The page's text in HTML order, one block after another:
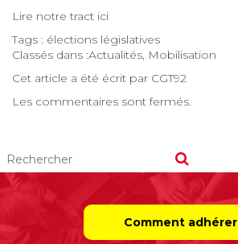
Lire notre tract ici
Tags : élections législatives
Classés dans :Actualités, Mobilisation
Cet article a été écrit par CGT92
Les commentaires sont fermés.
Comment adhérer